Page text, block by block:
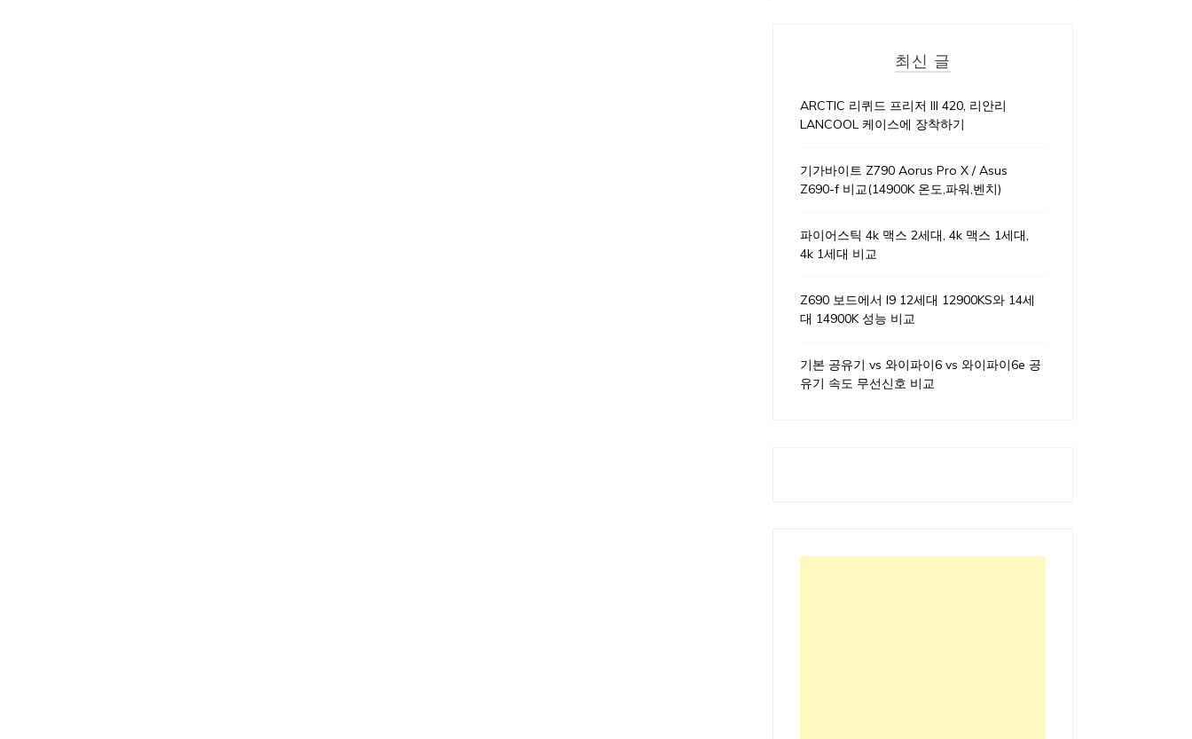
최신 글
ARCTIC 리퀴드 프리저 III 420, 리안리
LANCOOL 케이스에 장착하기
기가바이트 Z790 Aorus Pro X / Asus
Z690-f 비교(14900K 온도,파워,벤치)
파이어스틱 4k 맥스 2세대, 4k 맥스 1세대,
4k 1세대 비교
Z690 보드에서 I9 12세대 12900KS와 14세
대 14900K 성능 비교
기본 공유기 vs 와이파이6 vs 와이파이6e 공
유기 속도 무선신호 비교